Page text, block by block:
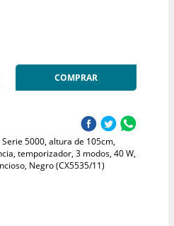
COMPRAR
5000, altura de 105cm,
temporizador, 3 modos, 40 W,
Negro (CX5535/11)